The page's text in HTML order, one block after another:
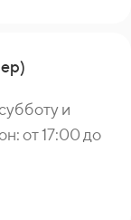
и
от 17:00 до